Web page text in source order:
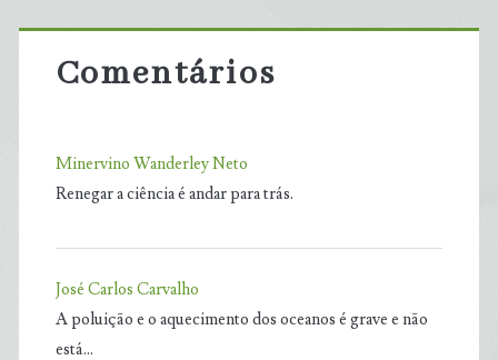
Comentários
Minervino Wanderley Neto
Renegar a ciência é andar para trás.
José Carlos Carvalho
A poluição e o aquecimento dos oceanos é grave e não
está…